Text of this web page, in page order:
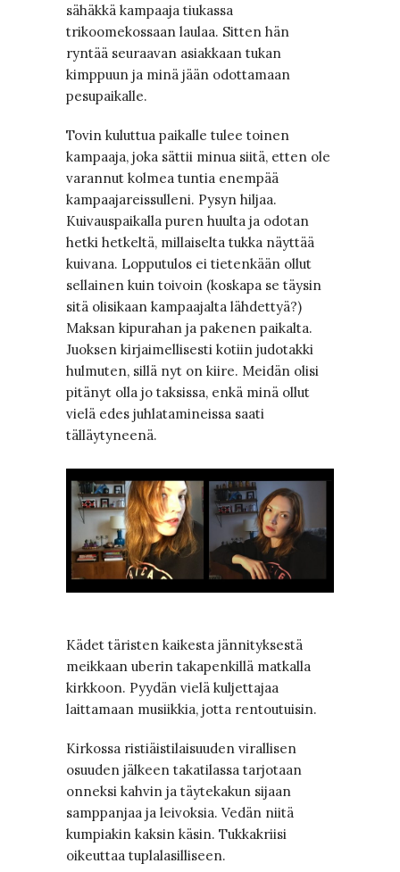
sähäkkä kampaaja tiukassa
trikoomekossaan laulaa. Sitten hän
ryntää seuraavan asiakkaan tukan
kimppuun ja minä jään odottamaan
pesupaikalle.
Tovin kuluttua paikalle tulee toinen
kampaaja, joka sättii minua siitä, etten ole
varannut kolmea tuntia enempää
kampaajareissulleni. Pysyn hiljaa.
Kuivauspaikalla puren huulta ja odotan
hetki hetkeltä, millaiselta tukka näyttää
kuivana. Lopputulos ei tietenkään ollut
sellainen kuin toivoin (koskapa se täysin
sitä olisikaan kampaajalta lähdettyä?)
Maksan kipurahan ja pakenen paikalta.
Juoksen kirjaimellisesti kotiin judotakki
hulmuten, sillä nyt on kiire. Meidän olisi
pitänyt olla jo taksissa, enkä minä ollut
vielä edes juhlatamineissa saati
tälläytyneenä.
Kädet täristen kaikesta jännityksestä
meikkaan uberin takapenkillä matkalla
kirkkoon. Pyydän vielä kuljettajaa
laittamaan musiikkia, jotta rentoutuisin.
Kirkossa ristiäistilaisuuden virallisen
osuuden jälkeen takatilassa tarjotaan
onneksi kahvin ja täytekakun sijaan
samppanjaa ja leivoksia. Vedän niitä
kumpiakin kaksin käsin. Tukkakriisi
oikeuttaa tuplalasilliseen.